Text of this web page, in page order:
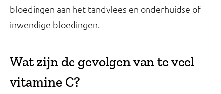
bloedingen aan het tandvlees en onderhuidse of
inwendige bloedingen.
Wat zijn de gevolgen van te veel
vitamine C?